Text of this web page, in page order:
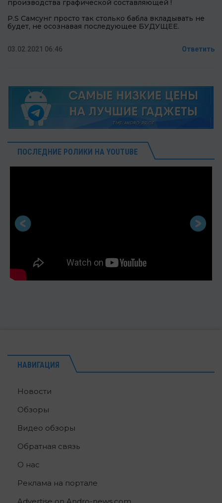
производства графической составляющей !
P.S Самсунг просто так столько бабла вкладывать не
будет, не осознавая последующее БУДУЩЕЕ.
03.02.2021 06:46 Ответить
ПОСЛЕДНИЕ РОЛИКИ НА YOUTUBE
НАВИГАЦИЯ
Новости
Обзоры
Видео обзоры
Обратная связь
О нас
Реклама на портале